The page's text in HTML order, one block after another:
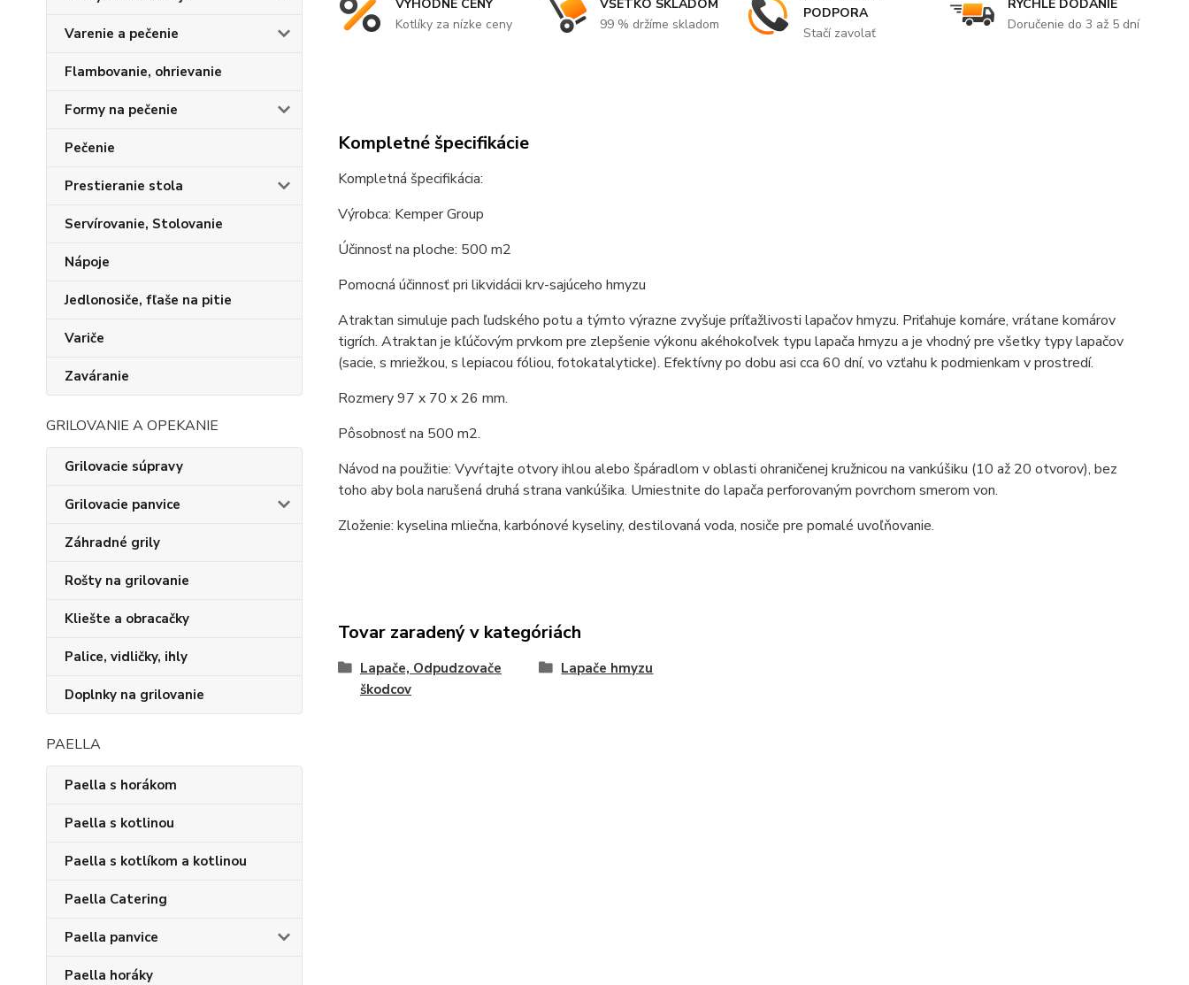
Varenie a pečenie
Flambovanie, ohrievanie
Formy na pečenie
Pečenie
Prestieranie stola
Servírovanie, Stolovanie
Nápoje
Jedlonosiče, fľaše na pitie
Variče
Zaváranie
GRILOVANIE A OPEKANIE
Grilovacie súpravy
Grilovacie panvice
Záhradné grily
Rošty na grilovanie
Kliešte a obracačky
Palice, vidličky, ihly
Doplnky na grilovanie
PAELLA
Paella s horákom
Paella s kotlinou
Paella s kotlíkom a kotlinou
Paella Catering
Paella panvice
Paella horáky
VÝHODNÉ CENY
Kotlíky za nízke ceny
VŠETKO SKLADOM
99 % držíme skladom
PODPORA
Stačí zavolať
RÝCHLE DODANIE
Doručenie do 3 až 5 dní
Kompletné špecifikácie
Kompletná špecifikácia:
Výrobca: Kemper Group
Účinnosť na ploche: 500 m2
Pomocná účinnosť pri likvidácii krv-sajúceho hmyzu
Atraktan simuluje pach ľudského potu a týmto výrazne zvyšuje príťažlivosti lapačov hmyzu. Priťahuje komáre, vrátane komárov
tigrích. Atraktan je kľúčovým prvkom pre zlepšenie výkonu akéhokoľvek typu lapača hmyzu a je vhodný pre všetky typy lapačov
(sacie, s mriežkou, s lepiacou fóliou, fotokatalyticke). Efektívny po dobu asi cca 60 dní, vo vzťahu k podmienkam v prostredí.
Rozmery 97 x 70 x 26 mm.
Pôsobnosť na 500 m2.
Návod na použitie: Vyvŕtajte otvory ihlou alebo špáradlom v oblasti ohraničenej kružnicou na vankúšiku (10 až 20 otvorov), bez
toho aby bola narušená druhá strana vankúšika. Umiestnite do lapača perforovaným povrchom smerom von.
Zloženie: kyselina mliečna, karbónové kyseliny, destilovaná voda, nosiče pre pomalé uvoľňovanie.
Tovar zaradený v kategóriách
Lapače, Odpudzovače
škodcov
Lapače hmyzu